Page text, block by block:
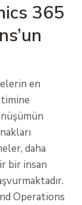
365
en
daha
bir insan
Operations